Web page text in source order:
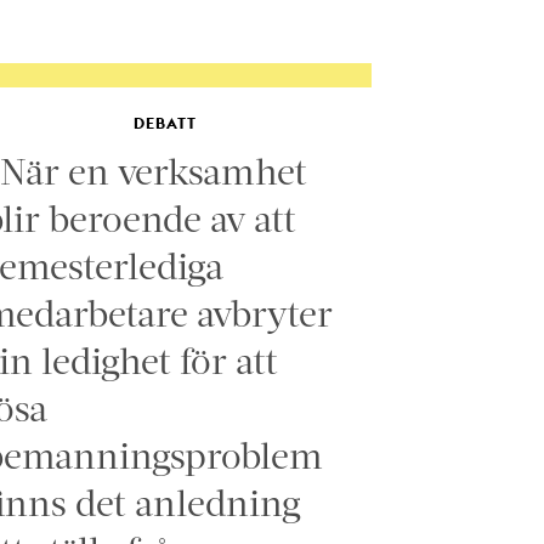
DEBATT
en verksamhet
beroende av att
avbryter
ledighet för att
det anledning